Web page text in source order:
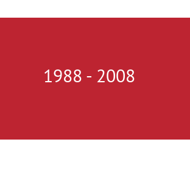
1988 - 2008